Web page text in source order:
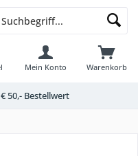
Warenkorb
Mein Konto
50,- Bestellwert